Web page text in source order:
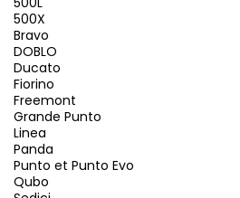
500X
Bravo
DOBLO
Ducato
Fiorino
Freemont
Grande Punto
Linea
Panda
Punto et Punto Evo
Qubo